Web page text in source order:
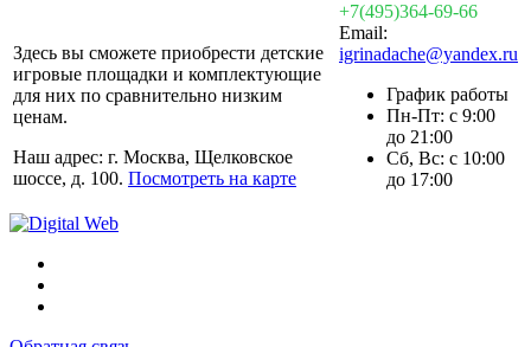
Здесь вы сможете приобрести детские
игровые площадки и комплектующие
для них по сравнительно низким
ценам.
Наш адрес: г. Москва, Щелковское
шоссе, д. 100. Посмотреть на карте
+7(495)364-69-66
Email:
igrinadache@yandex.ru
График работы
Пн-Пт: с 9:00
до 21:00
Сб, Вс: с 10:00
до 17:00